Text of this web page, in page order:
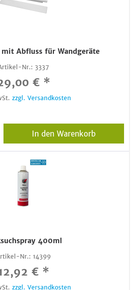
Abfluss für Wandgeräte
Nr.: 3337
€ *
zzgl. Versandkosten
In den Warenkorb
400ml
Nr.: 14399
€ *
zzgl. Versandkosten